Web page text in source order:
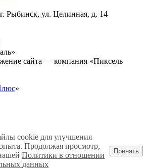
Рыбинск, ул. Целинная, д. 14
»
cookie для улучшения
опыта. Продолжая просмотр,
Политики в отношении
данных
Принять